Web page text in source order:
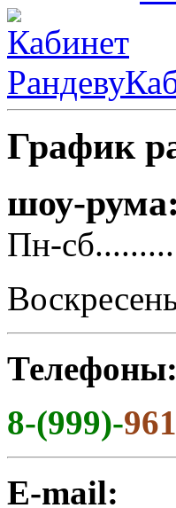
График
шоу-рума:
Пн-
Телефоны:
8-(999)-
E-mail: